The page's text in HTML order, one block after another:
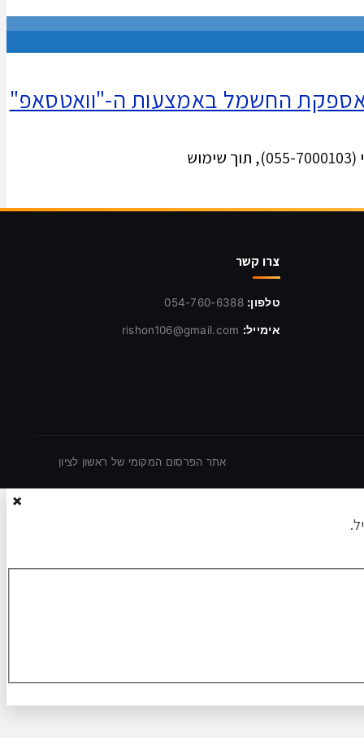
החשמל באמצעות ה-"וואטסאפ"
צרו קשר
טלפון: 054-760-6388
אימייל: rishon106@gmail.com
אתר הפרסום המקומי של ראשון לציון
×